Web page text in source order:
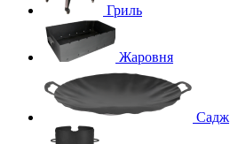
Гриль
Жаровня
Садж